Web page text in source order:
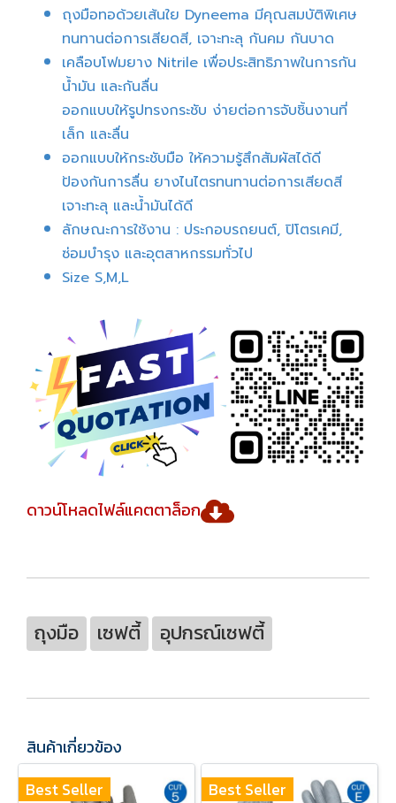
ถุงมือทอด้วยเส้นใย Dyneema มีคุณสมบัติพิเศษ
ทนทานต่อการเสียดสี, เจาะทะลุ กันคม กันบาด
เคลือบโฟมยาง Nitrile เพื่อประสิทธิภาพในการกัน
น้ำมัน และกันลื่น
ออกแบบให้รูปทรงกระชับ ง่ายต่อการจับชิ้นงานที่
เล็ก และลื่น
ออกแบบให้กระชับมือ ให้ความรู้สึกสัมผัสได้ดี
ป้องกันการลื่น ยางไนไตรทนทานต่อการเสียดสี
เจาะทะลุ และน้ำมันได้ดี
ลักษณะการใช้งาน : ประกอบรถยนต์, ปิโตรเคมี,
ซ่อมบำรุง และอุตสาหกรรมทั่วไป
Size S,M,L
ดาวน์โหลดไฟล์แคตตาล็อก
ถุงมือ เซฟตี้ อุปกรณ์เซฟตี้
สินค้าเกี่ยวข้อง
Best Seller
Best Seller